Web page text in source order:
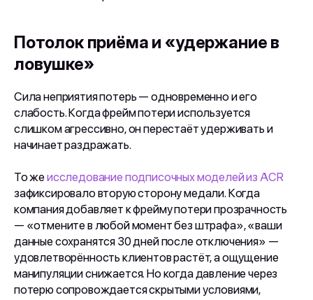
Потолок приёма и «удержание в
ловушке»
Сила неприятия потерь — одновременно и его
слабость. Когда фрейм потери используется
слишком агрессивно, он перестаёт удерживать и
начинает раздражать.
То жеисследование подписочных моделей из ACR
зафиксировало вторую сторону медали. Когда
компания добавляет к фрейму потери прозрачность
— «отмените в любой момент без штрафа», «ваши
данные сохранятся 30 дней после отключения» —
удовлетворённость клиентов растёт, а ощущение
манипуляции снижается. Но когда давление через
потерю сопровождается скрытыми условиями,